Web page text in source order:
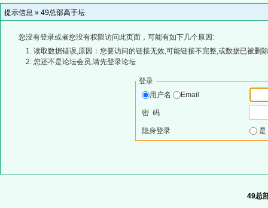
提示信息 » 49总部高手坛
您没有登录或者您没有权限访问此页面，可能有如下几个原因:
读取数据错误,原因：您要访问的链接无效,可能链接不完整,或数据已被删
您还不是论坛会员,请先登录论坛
登录
用户名
Email
密 码
隐身登录
49总